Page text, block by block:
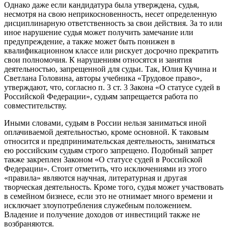
Однако даже если кандидатура была утверждена, судья,
несмотря на свою неприкосновенность, несет определенную
дисциплинарную ответственность за свои действия. За то или
иное нарушение судья может получить замечание или
предупреждение, а также может быть понижен в
квалификационном классе или рискует досрочно прекратить
свои полномочия. К нарушениям относятся и занятия
деятельностью, запрещенной для судьи. Так, Юлия Кучина и
Светлана Головина, авторы учебника «Трудовое право»,
утверждают, что, согласно п. 3 ст. 3 Закона «О статусе судей в
Российской Федерации», судьям запрещается работа по
совместительству.
Иными словами, судьям в России нельзя заниматься иной
оплачиваемой деятельностью, кроме основной. К таковым
относится и предпринимательская деятельность, заниматься
ею российским судьям строго запрещено. Подобный запрет
также закреплен Законом «О статусе судей в Российской
Федерации». Стоит отметить, что исключениями из этого
«правила» являются научная, литературная и другая
творческая деятельность. Кроме того, судья может участвовать
в семейном бизнесе, если это не отнимает много времени и
исключает злоупотребления служебным положением.
Владение и получение доходов от инвестиций также не
возбраняются.